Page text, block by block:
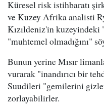
Küresel risk istihbaratı
ve Kuzey Afrika analisti
Kızıldeniz'in kuzeyindeki
"muhtemel olmadığını"
Bunun yerine Mısır
vurarak "inandırıcı bir
Suudileri "gemilerini
zorlayabilirler.